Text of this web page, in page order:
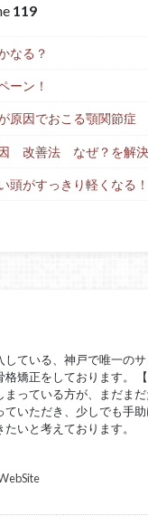
119
なる？
ーン！
原因でおこる顎関節症
改善法 なぜ？を解決
頭がすっきり軽くなる
ている、神戸で唯一の
矯正をしております。
っている方が、まだま
いただき、少しでも手
いと考えております。